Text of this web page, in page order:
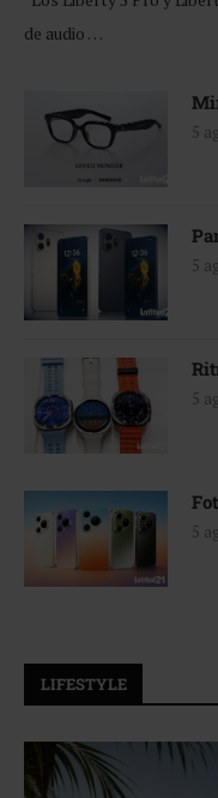
de audio …
5
5
5
5
LIFESTYLE